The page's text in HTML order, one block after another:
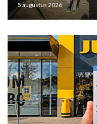
5 augustus 2026